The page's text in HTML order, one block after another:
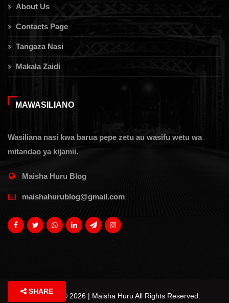
About Us
Contacts Page
Tangaza Nasi
Makala Zaidi
MAWASILIANO
Wasiliana nasi kwa barua pepe zetu au wasifu wetu wa
mitandao ya kijamii.
Maisha Huru Blog
maishahurublog@gmail.com
Copyright © 2026 | Maisha Huru All Rights Reserved.
SHARE